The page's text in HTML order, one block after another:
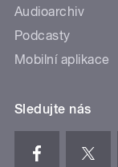
Audioarchiv
Podcasty
Mobilní aplikace
Sledujte nás